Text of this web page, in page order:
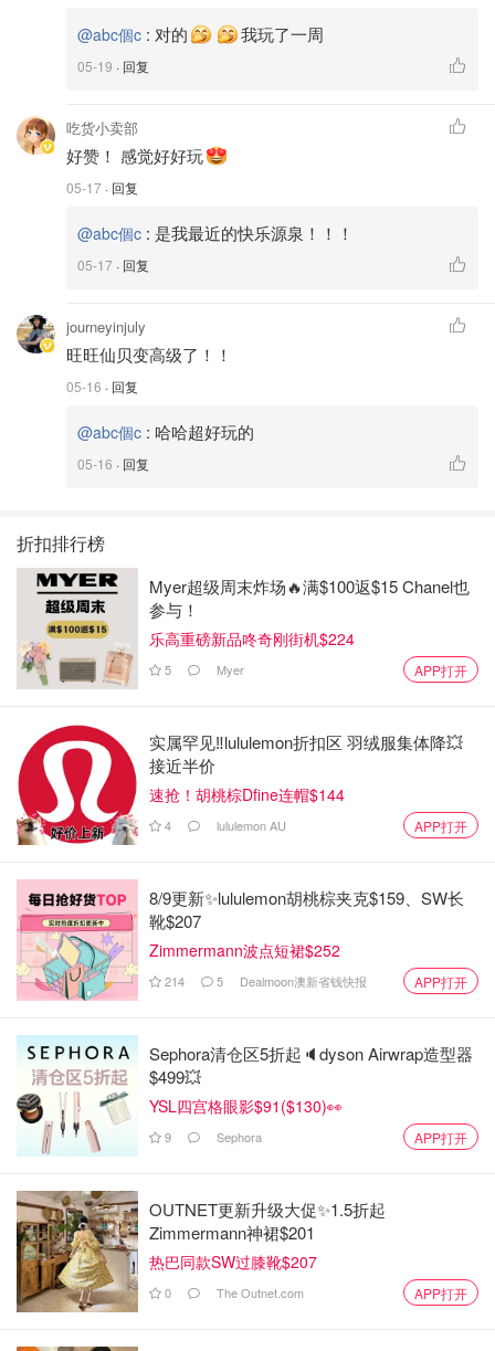
@abc個c : 对的 我玩了一周
05-19 · 回复
吃货小卖部
好赞！ 感觉好好玩
05-17 · 回复
@abc個c : 是我最近的快乐源泉！！！
05-17 · 回复
journeyinjuly
旺旺仙贝变高级了！！
05-16 · 回复
@abc個c : 哈哈超好玩的
05-16 · 回复
折扣排行榜
Myer超级周末炸场🔥满$100返$15 Chanel也
参与！
乐高重磅新品咚奇刚街机$224
5 Myer APP打开
实属罕见‼️lululemon折扣区 羽绒服集体降💥
接近半价
速抢！胡桃棕Dfine连帽$144
4 lululemon AU APP打开
8/9更新✨lululemon胡桃棕夹克$159、SW长
靴$207
Zimmermann波点短裙$252
214 5 Dealmoon澳新省钱快报 APP打开
Sephora清仓区5折起🔈dyson Airwrap造型器
$499💥
YSL四宫格眼影$91($130)👀
9 Sephora APP打开
OUTNET更新升级大促✨1.5折起
Zimmermann神裙$201
热巴同款SW过膝靴$207
0 The Outnet.com APP打开